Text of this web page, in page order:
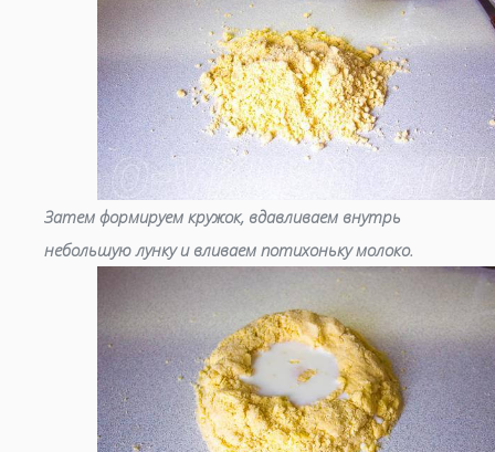
Затем формируем кружок, вдавливаем внутрь
небольшую лунку и вливаем потихоньку молоко.